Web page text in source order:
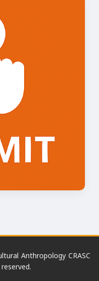
Anthropology CRASC